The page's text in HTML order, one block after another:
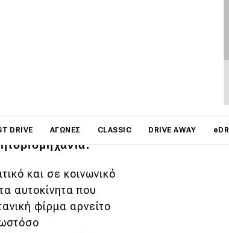
DRIVE ΑΓΏΝΕΣ CLASSIC DRIVE AWAY
Spitfire-, με
γκρουπ
και σε κοινωνικό
αυτοκίνητα που
φίρμα αρνείτο